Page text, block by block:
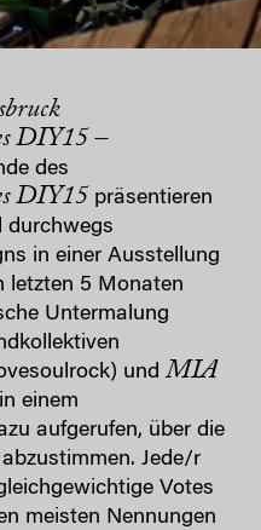
DIY15 –
des
DIY15 präsentieren
durchwegs
in einer Ausstellung
letzten 5 Monaten
Untermalung
und MIA
einem
aufgerufen, über die
Jede/r
Votes
meisten Nennungen